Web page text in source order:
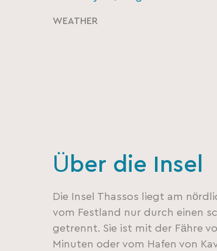
WEATHER
Über die Insel
Die Insel Thassos liegt am
vom Festland nur durch einen
getrennt. Sie ist mit der Fähre
Minuten oder vom Hafen von